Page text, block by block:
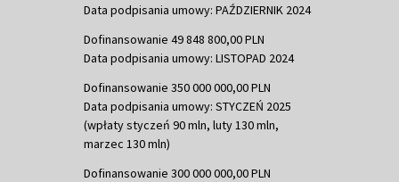
Data podpisania umowy: PAŹDZIERNIK 2024
Dofinansowanie 49 848 800,00 PLN
Data podpisania umowy: LISTOPAD 2024
Dofinansowanie 350 000 000,00 PLN
Data podpisania umowy: STYCZEŃ 2025
(wpłaty styczeń 90 mln, luty 130 mln,
marzec 130 mln)
Dofinansowanie 300 000 000,00 PLN